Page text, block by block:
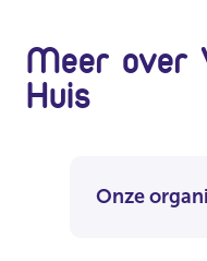
Meer over
Huis
Onze